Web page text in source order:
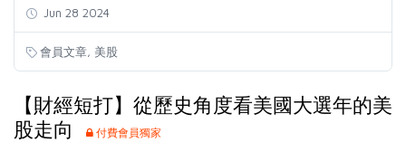
Jun 28 2024
會員文章 美股
【財經短打】從歷史角度看美國大選年的美
股走向
付費會員獨家